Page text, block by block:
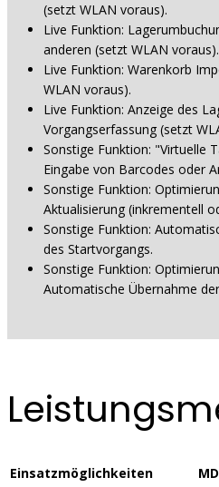
(setzt WLAN voraus).
Live Funktion:
anderen (setzt WLAN voraus).
Live Funktion: Warenkorb
WLAN voraus).
Live Funktion: Anzeige des
Vorgangserfassung (setzt
Sonstige Funktion: "Virtuelle
Eingabe von Barcodes oder
Sonstige Funktion:
Aktualisierung (inkrementell
Sonstige Funktion:
des Startvorgangs.
Sonstige Funktion:
Automatische Übernahme
Einsatzmöglichkeiten